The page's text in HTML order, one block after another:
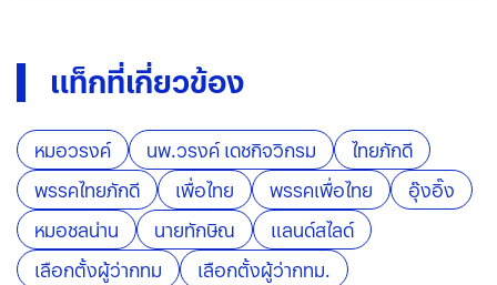
แท็กที่เกี่ยวข้อง
หมอวรงค์ นพ.วรงค์ เดชกิจวิกรม
ไทยภักดี
พรรคไทยภักดี
เพื่อไทย พรรคเพื่อไทย
อุ๊งอิ๊ง
หมอชลน่าน
นายทักษิณ
แลนด์สไลด์
เลือกตั้งผู้ว่ากทม
เลือกตั้งผู้ว่ากทม.